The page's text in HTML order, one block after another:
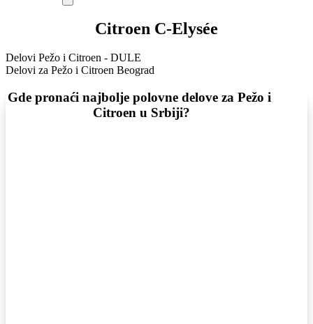
Citroen C-Elysée
Delovi Pežo i Citroen - DULE
Delovi za Pežo i Citroen Beograd
Gde pronaći najbolje polovne delove za Pežo i
Citroen u Srbiji?